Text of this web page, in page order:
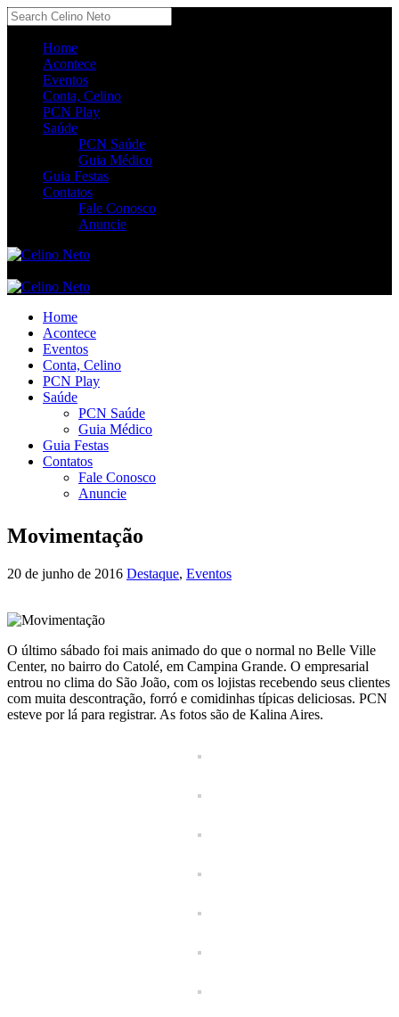
Home
Acontece
Eventos
Conta, Celino
PCN Play
Saúde
PCN Saúde
Guia Médico
Guia Festas
Contatos
Fale Conosco
Anuncie
Home
Acontece
Eventos
Conta, Celino
PCN Play
Saúde
PCN Saúde
Guia Médico
Guia Festas
Contatos
Fale Conosco
Anuncie
Movimentação
20 de junho de 2016 Destaque, Eventos
O último sábado foi mais animado do que o normal no Belle Ville
Center, no bairro do Catolé, em Campina Grande. O empresarial
entrou no clima do São João, com os lojistas recebendo seus clientes
com muita descontração, forró e comidinhas típicas deliciosas. PCN
esteve por lá para registrar. As fotos são de Kalina Aires.